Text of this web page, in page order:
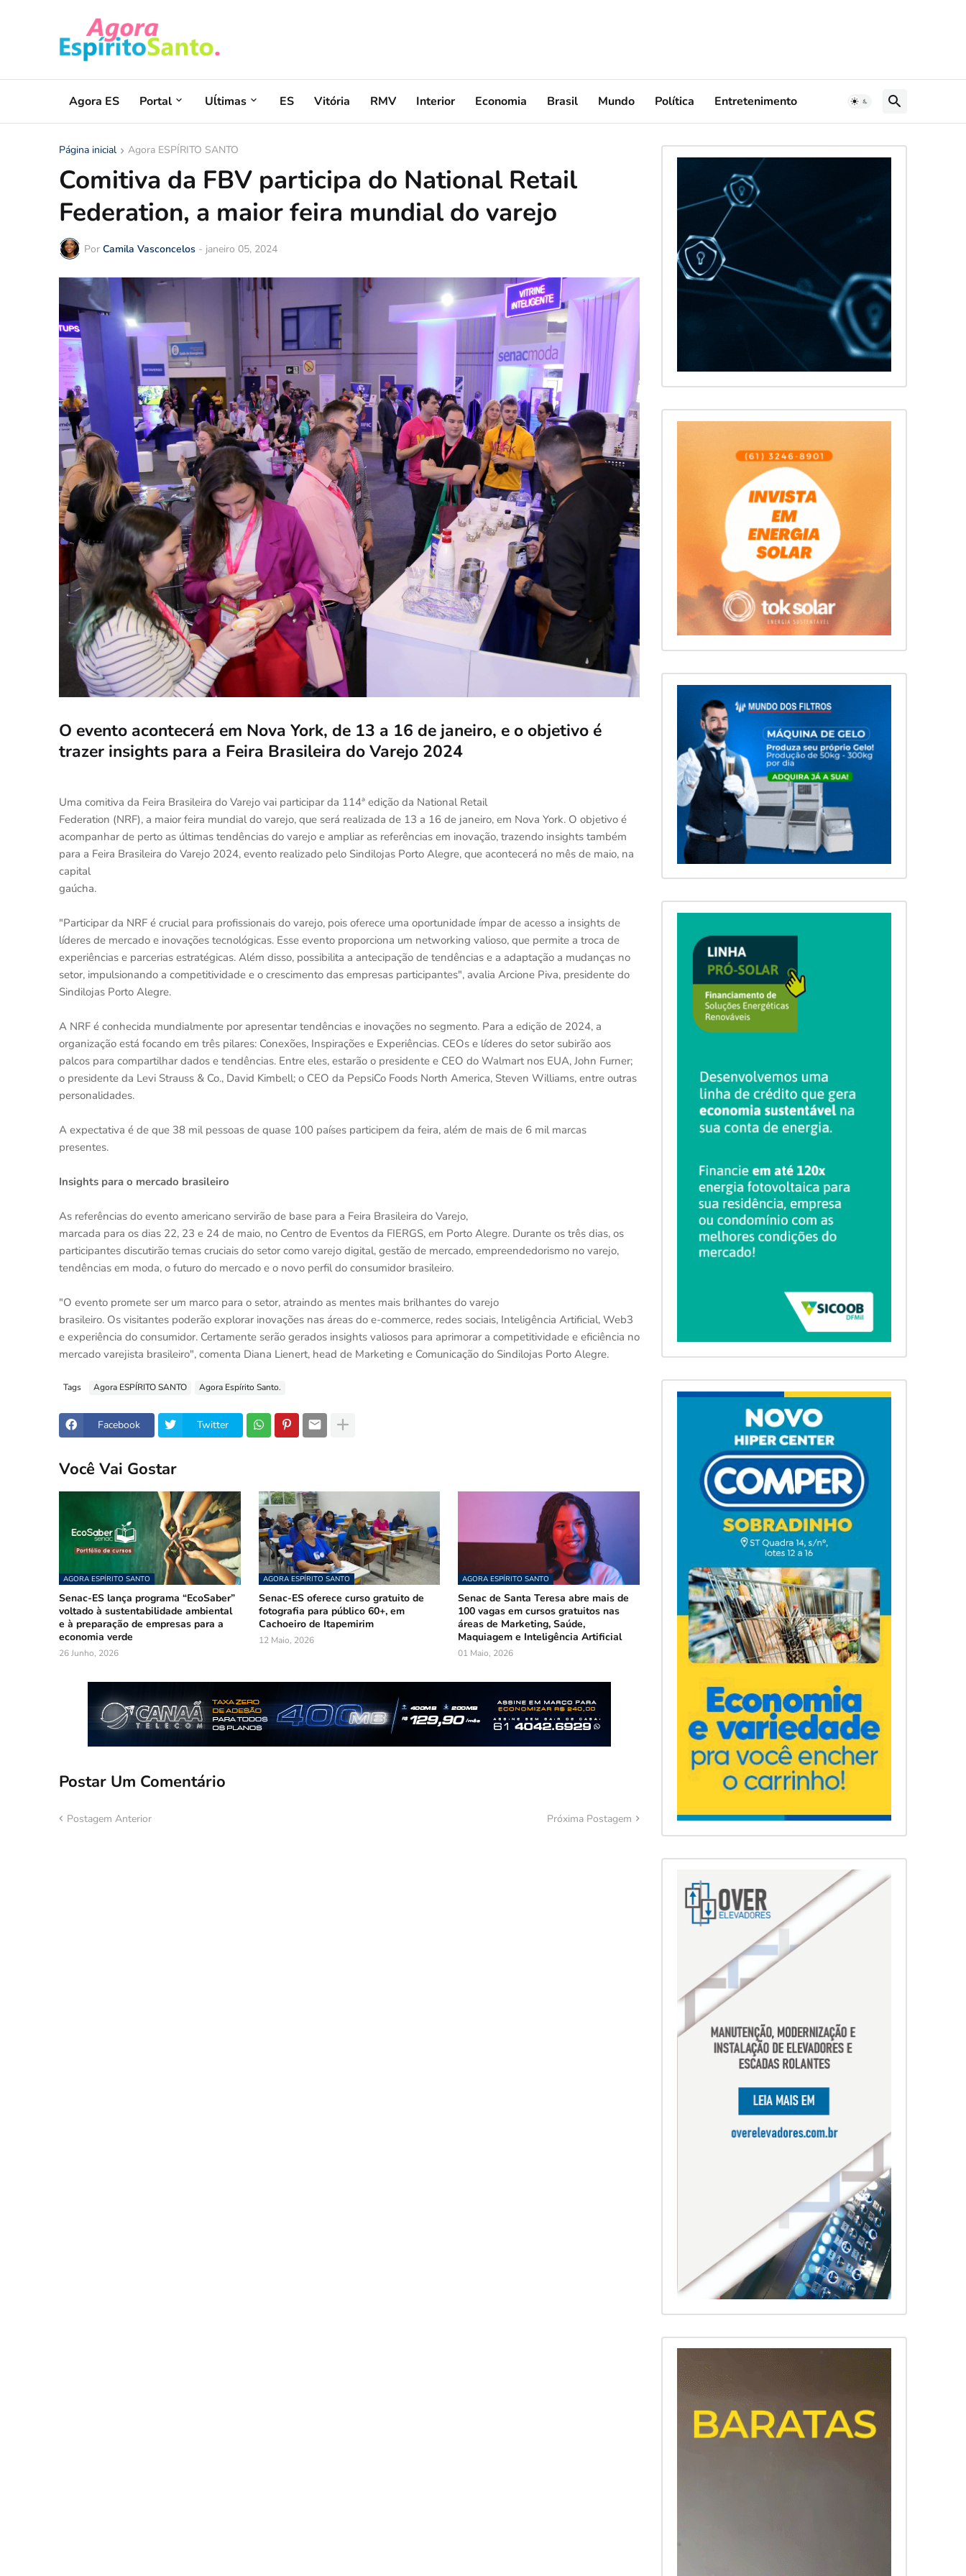
Agora ES Portal Uĺtimas ES Vitória RMV Interior Economia Brasil Mundo Política Entretenimento
Página inicial Agora ESPÍRITO SANTO
Comitiva da FBV participa do National Retail
Federation, a maior feira mundial do varejo
Por Camila Vasconcelos - janeiro 05, 2024
O evento acontecerá em Nova York, de 13 a 16 de janeiro, e o objetivo é
trazer insights para a Feira Brasileira do Varejo 2024
Uma comitiva da Feira Brasileira do Varejo vai participar da 114ª edição da National Retail
Federation (NRF), a maior feira mundial do varejo, que será realizada de 13 a 16 de janeiro, em Nova York. O objetivo é
acompanhar de perto as últimas tendências do varejo e ampliar as referências em inovação, trazendo insights também
para a Feira Brasileira do Varejo 2024, evento realizado pelo Sindilojas Porto Alegre, que acontecerá no mês de maio, na
capital
gaúcha.
"Participar da NRF é crucial para profissionais do varejo, pois oferece uma oportunidade ímpar de acesso a insights de
líderes de mercado e inovações tecnológicas. Esse evento proporciona um networking valioso, que permite a troca de
experiências e parcerias estratégicas. Além disso, possibilita a antecipação de tendências e a adaptação a mudanças no
setor, impulsionando a competitividade e o crescimento das empresas participantes", avalia Arcione Piva, presidente do
Sindilojas Porto Alegre.
A NRF é conhecida mundialmente por apresentar tendências e inovações no segmento. Para a edição de 2024, a
organização está focando em três pilares: Conexões, Inspirações e Experiências. CEOs e líderes do setor subirão aos
palcos para compartilhar dados e tendências. Entre eles, estarão o presidente e CEO do Walmart nos EUA, John Furner;
o presidente da Levi Strauss & Co., David Kimbell; o CEO da PepsiCo Foods North America, Steven Williams, entre outras
personalidades.
A expectativa é de que 38 mil pessoas de quase 100 países participem da feira, além de mais de 6 mil marcas
presentes.
Insights para o mercado brasileiro
As referências do evento americano servirão de base para a Feira Brasileira do Varejo,
marcada para os dias 22, 23 e 24 de maio, no Centro de Eventos da FIERGS, em Porto Alegre. Durante os três dias, os
participantes discutirão temas cruciais do setor como varejo digital, gestão de mercado, empreendedorismo no varejo,
tendências em moda, o futuro do mercado e o novo perfil do consumidor brasileiro.
"O evento promete ser um marco para o setor, atraindo as mentes mais brilhantes do varejo
brasileiro. Os visitantes poderão explorar inovações nas áreas do e-commerce, redes sociais, Inteligência Artificial, Web3
e experiência do consumidor. Certamente serão gerados insights valiosos para aprimorar a competitividade e eficiência no
mercado varejista brasileiro", comenta Diana Lienert, head de Marketing e Comunicação do Sindilojas Porto Alegre.
Tags Agora ESPÍRITO SANTO Agora Espírito Santo.
Facebook Twitter
Você Vai Gostar
AGORA ESPÍRITO SANTO
Senac-ES lança programa “EcoSaber”
voltado à sustentabilidade ambiental
e à preparação de empresas para a
economia verde
26 Junho, 2026
AGORA ESPÍRITO SANTO
Senac-ES oferece curso gratuito de
fotografia para público 60+, em
Cachoeiro de Itapemirim
12 Maio, 2026
AGORA ESPÍRITO SANTO
Senac de Santa Teresa abre mais de
100 vagas em cursos gratuitos nas
áreas de Marketing, Saúde,
Maquiagem e Inteligência Artificial
01 Maio, 2026
Postar Um Comentário
Postagem Anterior Próxima Postagem